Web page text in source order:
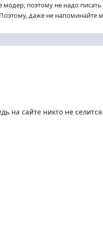
поэтому не надо
даже не напоминайте
на сайте никто не селится.